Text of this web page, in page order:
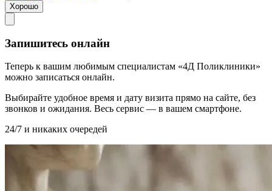
Хорошо
Запишитесь онлайн
Теперь к вашим любимым специалистам «4Д Поликлиники»
можно записаться онлайн.
Выбирайте удобное время и дату визита прямо на сайте, без
звонков и ожидания. Весь сервис — в вашем смартфоне.
24/7 и никаких очередей